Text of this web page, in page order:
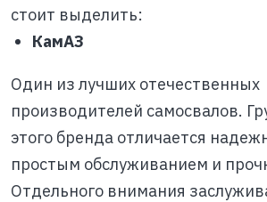
стоит выделить:
КамАЗ
Один из лучших отечественных
производителей самосвалов.
этого бренда отличается
простым обслуживанием и
Отдельного внимания